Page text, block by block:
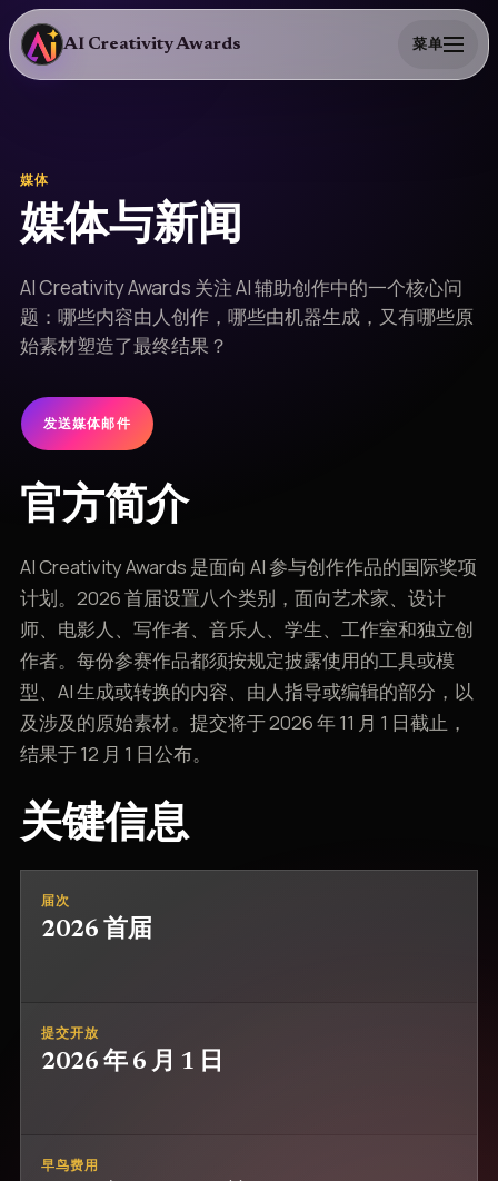
AI Creativity Awards 菜单
媒体
媒体与新闻
AI Creativity Awards 关注 AI 辅助创作中的一个核心问
题：哪些内容由人创作，哪些由机器生成，又有哪些原
始素材塑造了最终结果？
发送媒体邮件
官方简介
AI Creativity Awards 是面向 AI 参与创作作品的国际奖项
计划。2026 首届设置八个类别，面向艺术家、设计
师、电影人、写作者、音乐人、学生、工作室和独立创
作者。每份参赛作品都须按规定披露使用的工具或模
型、AI 生成或转换的内容、由人指导或编辑的部分，以
及涉及的原始素材。提交将于 2026 年 11 月 1 日截止，
结果于 12 月 1 日公布。
关键信息
届次
2026 首届
提交开放
2026 年 6 月 1 日
早鸟费用